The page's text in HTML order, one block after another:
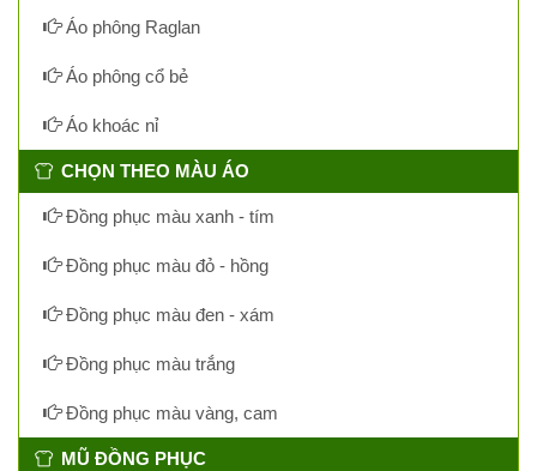
Áo phông Raglan
Áo phông cổ bẻ
Áo khoác nỉ
CHỌN THEO MÀU ÁO
Đồng phục màu xanh - tím
Đồng phục màu đỏ - hồng
Đồng phục màu đen - xám
Đồng phục màu trắng
Đồng phục màu vàng, cam
MŨ ĐỒNG PHỤC